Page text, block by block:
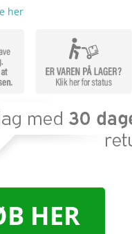
her
HER